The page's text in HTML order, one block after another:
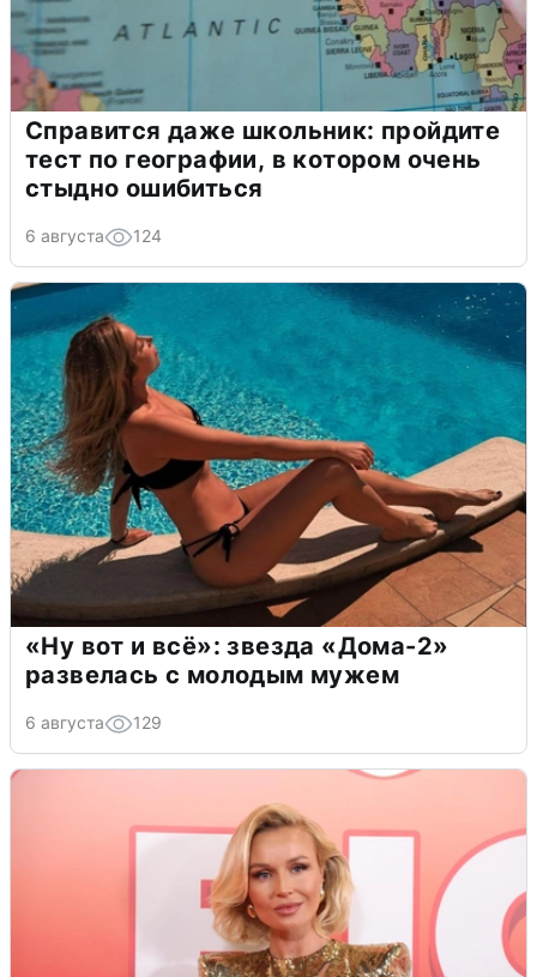
Справится даже школьник: пройдите
тест по географии, в котором очень
стыдно ошибиться
6 августа 124
«Ну вот и всё»: звезда «Дома-2»
развелась с молодым мужем
6 августа 129